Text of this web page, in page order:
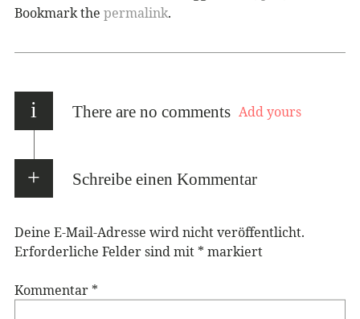
Bookmark the permalink.
i There are no comments Add yours
Schreibe einen Kommentar
Deine E-Mail-Adresse wird nicht veröffentlicht.
Erforderliche Felder sind mit * markiert
Kommentar *